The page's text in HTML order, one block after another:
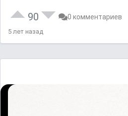
90 0 комментариев
5 лет назад